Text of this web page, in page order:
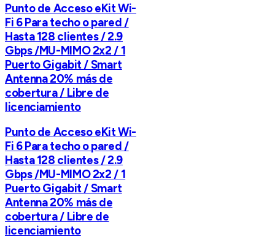
Punto de Acceso eKit Wi-
Fi 6 Para techo o pared /
Hasta 128 clientes / 2.9
Gbps /MU-MIMO 2x2 / 1
Puerto Gigabit / Smart
Antenna 20% más de
cobertura / Libre de
licenciamiento
Punto de Acceso eKit Wi-
Fi 6 Para techo o pared /
Hasta 128 clientes / 2.9
Gbps /MU-MIMO 2x2 / 1
Puerto Gigabit / Smart
Antenna 20% más de
cobertura / Libre de
licenciamiento